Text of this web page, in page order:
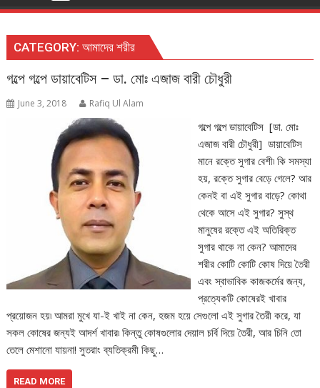
CATEGORY:আমাদের শরীর
গল্পে গল্পে ডায়াবেটিস – ডা. মোঃ এজাজ বারী চৌধুরী
June 3, 2018 Rafiq Ul Alam
গল্পে গল্পে ডায়াবেটিস [ডা. মোঃ
এজাজ বারী চৌধুরী] ডায়াবেটিস
মানে রক্তে সুগার বেশী৷ কি সমস্যা
হয়, রক্তে সুগার বেড়ে গেলে? আর
কেনই বা এই সুগার বাড়ে? কোথা
থেকে আসে এই সুগার? সুস্থ
মানুষের রক্তে এই অতিরিক্ত
সুগার থাকে না কেন? আমাদের
শরীর কোটি কোটি কোষ দিয়ে তৈরী
এবং স্বাভাবিক কাজকর্মের জন্য,
প্রত্যেকটি কোষেরই খাবার
প্রয়োজন হয়৷ আমরা মুখে যা-ই খাই না কেন, হজম হয়ে সেগুলো এই সুগার তৈরী করে, যা
সকল কোষের জন্যই আদর্শ খাবার৷ কিন্তু কোষগুলোর দেয়াল চর্বি দিয়ে তৈরী, আর চিনি তো
তেলে মেশানো যায়না! সুতরাং ব্যতিক্রমী কিছু…
READ MORE